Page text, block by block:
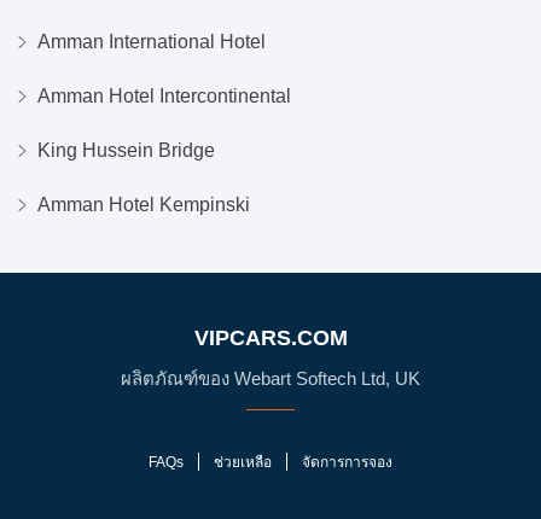
Amman International Hotel
Amman Hotel Intercontinental
King Hussein Bridge
Amman Hotel Kempinski
VIPCARS.COM
ผลิตภัณฑ์ของ Webart Softech Ltd, UK
FAQs ช่วยเหลือ จัดการการจอง